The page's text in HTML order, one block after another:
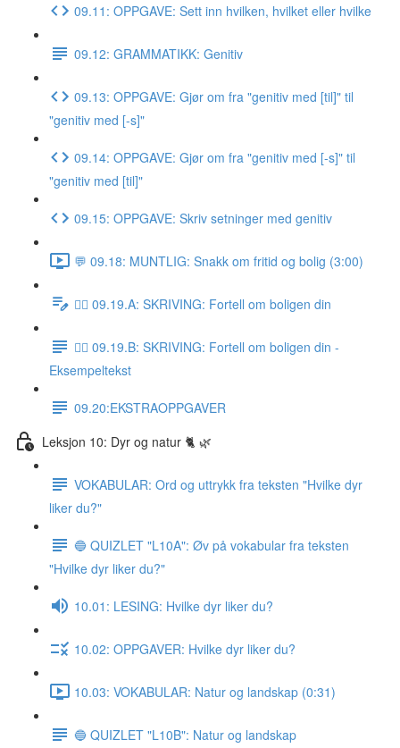
09.11: OPPGAVE: Sett inn hvilken, hvilket eller hvilke
09.12: GRAMMATIKK: Genitiv
09.13: OPPGAVE: Gjør om fra "genitiv med [til]" til
"genitiv med [-s]"
09.14: OPPGAVE: Gjør om fra "genitiv med [-s]" til
"genitiv med [til]"
09.15: OPPGAVE: Skriv setninger med genitiv
💬 09.18: MUNTLIG: Snakk om fritid og bolig (3:00)
✍🏼 09.19.A: SKRIVING: Fortell om boligen din
✍🏼 09.19.B: SKRIVING: Fortell om boligen din -
Eksempeltekst
09.20:EKSTRAOPPGAVER
Leksjon 10: Dyr og natur 🐈 🌿
VOKABULAR: Ord og uttrykk fra teksten "Hvilke dyr
liker du?"
🔵 QUIZLET "L10A": Øv på vokabular fra teksten
"Hvilke dyr liker du?"
10.01: LESING: Hvilke dyr liker du?
10.02: OPPGAVER: Hvilke dyr liker du?
10.03: VOKABULAR: Natur og landskap (0:31)
🔵 QUIZLET "L10B": Natur og landskap